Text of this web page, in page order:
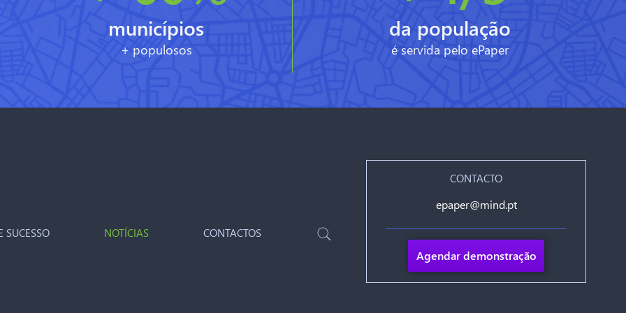
municípios
+ populosos
da população
é servida pelo ePaper
SUCESSO NOTÍCIAS CONTACTOS
CONTACTO
epaper@mind.pt
Agendar demonstração